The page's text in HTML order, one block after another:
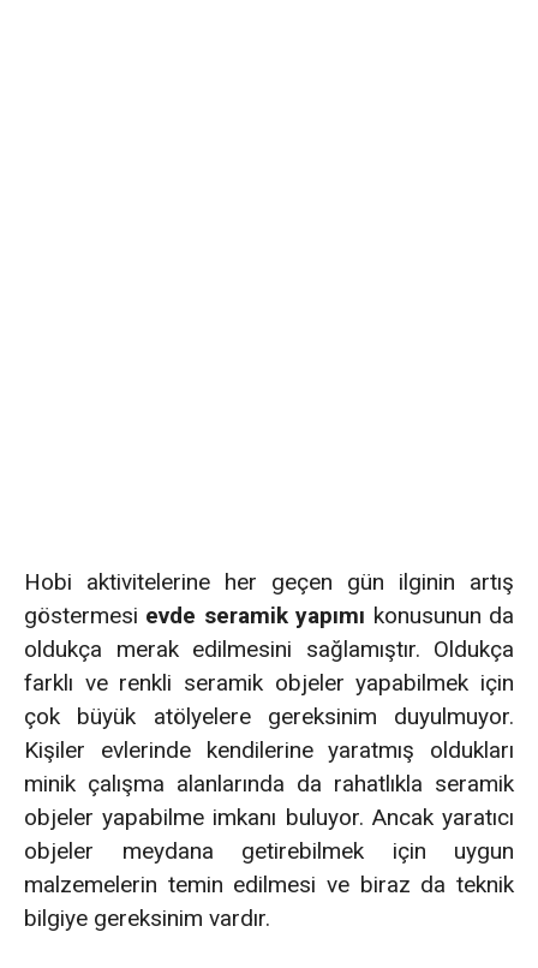
Hobi aktivitelerine her geçen gün ilginin artış
göstermesi evde seramik yapımı konusunun da
oldukça merak edilmesini sağlamıştır. Oldukça
farklı ve renkli seramik objeler yapabilmek için
çok büyük atölyelere gereksinim duyulmuyor.
Kişiler evlerinde kendilerine yaratmış oldukları
minik çalışma alanlarında da rahatlıkla seramik
objeler yapabilme imkanı buluyor. Ancak yaratıcı
objeler meydana getirebilmek için uygun
malzemelerin temin edilmesi ve biraz da teknik
bilgiye gereksinim vardır.